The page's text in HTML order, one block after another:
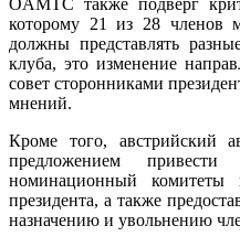
ÖAMTC также подверг
которому 21 из 28 членов
должны представлять
клуба, это изменение
совет сторонниками
мнений.
Кроме того, австрийский
предложением
номинационный комитеты
президента, а также
назначению и увольнению